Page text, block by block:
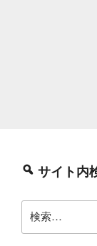
サイト内
索: